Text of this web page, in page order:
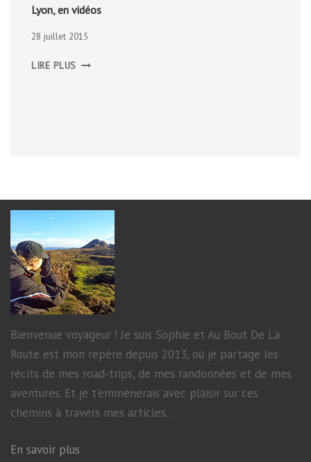
Lyon, en vidéos
28 juillet 2015
LIRE PLUS
Bienvenue voyageur ! Je suis Sophie et Au Bout De La
Route est mon repère depuis 2013, où je partage les
récits de mes road-trips, de mes randonnées et de mes
aventures. Et je t'emmènerais avec plaisir sur ces
chemins à travers mes articles...
En savoir plus